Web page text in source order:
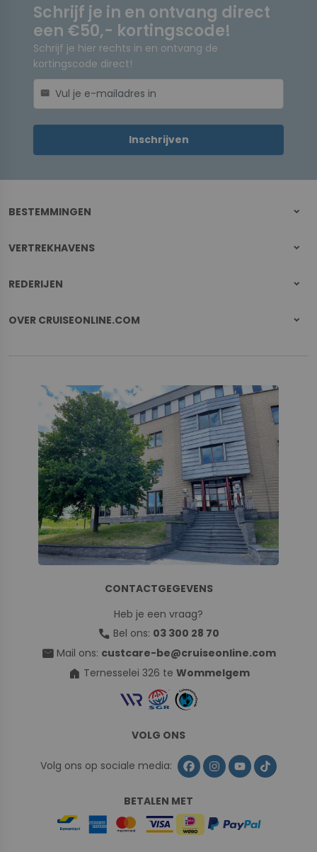
Schrijf je in en ontvang direct
een €50,- kortingscode!
Schrijf je hier rechts in en ontvang de
kortingscode direct!
mail
Inschrijven
BESTEMMINGEN
VERTREKHAVENS
REDERIJEN
OVER CRUISEONLINE.COM
CONTACTGEGEVENS
Heb je een vraag?
call Bel ons: 03 300 28 70
mail Mail ons: custcare-be@cruiseonline.com
home Ternesselei 326 te Wommelgem
VOLG ONS
Volg ons op sociale media:
BETALEN MET